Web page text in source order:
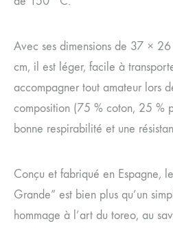
Avec ses dimensions de 37 ×
cm, il est léger, facile à
accompagner tout amateur lors
composition (75 % coton, 25 %
bonne respirabilité et une
Conçu et fabriqué en Espagne,
Grande” est bien plus qu’un
hommage à l’art du toreo, au